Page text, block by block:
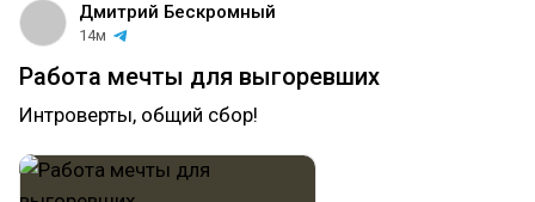
Дмитрий Бескромный
14м
Работа мечты для выгоревших
Интроверты, общий сбор!